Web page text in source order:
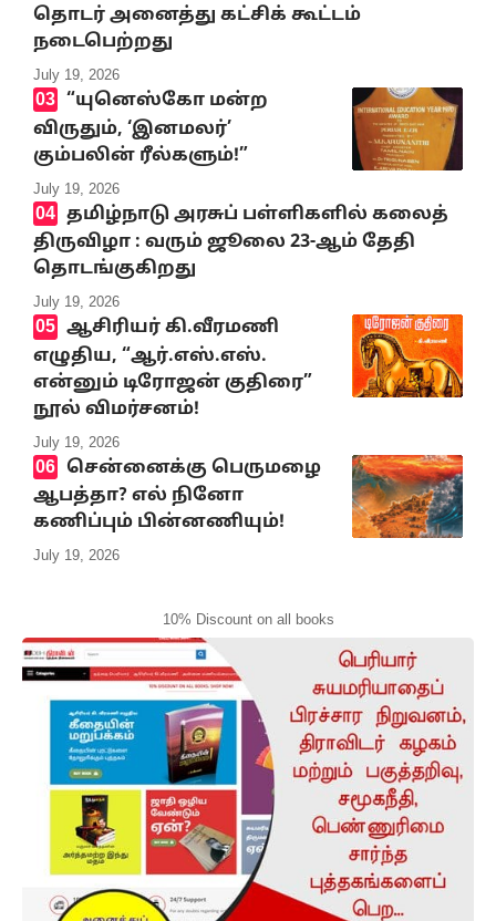
தொடர் அனைத்து கட்சிக் கூட்டம்
நடைபெற்றது
July 19, 2026
“யுனெஸ்கோ மன்ற
விருதும், ‘இனமலர்’
கும்பலின் ரீல்களும்!”
July 19, 2026
தமிழ்நாடு அரசுப் பள்ளிகளில் கலைத்
திருவிழா : வரும் ஜூலை 23-ஆம் தேதி
தொடங்குகிறது
July 19, 2026
ஆசிரியர் கி.வீரமணி
எழுதிய, “ஆர்.எஸ்.எஸ்.
என்னும் டிரோஜன் குதிரை”
நூல் விமர்சனம்!
July 19, 2026
சென்னைக்கு பெருமழை
ஆபத்தா? எல் நினோ
கணிப்பும் பின்னணியும்!
July 19, 2026
10% Discount on all books